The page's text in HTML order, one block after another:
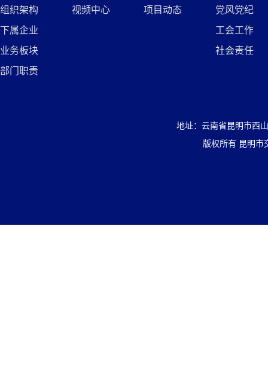
组织架构
下属企业
业务板块
部门职责
视频中心
项目动态
党风党纪
工会工作
社会责任
地址：云南省昆明市西
版权所有 昆明市